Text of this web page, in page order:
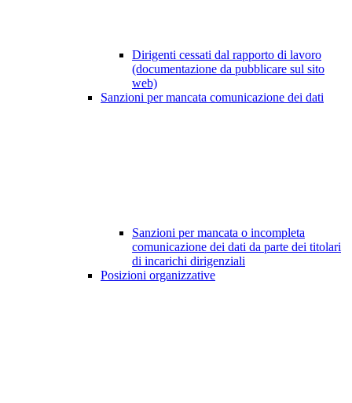
Dirigenti cessati dal rapporto di lavoro
(documentazione da pubblicare sul sito
web)
Sanzioni per mancata comunicazione dei dati
Sanzioni per mancata o incompleta
comunicazione dei dati da parte dei titolari
di incarichi dirigenziali
Posizioni organizzative